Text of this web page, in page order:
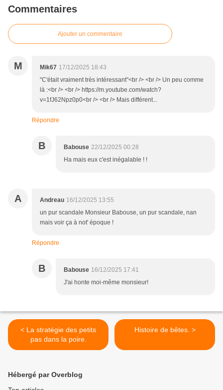
Commentaires
Ajouter un commentaire
M Mik67 17/12/2025 18:43
"C'était vraiment très intéressant"<br /> <br /> Un peu comme
là :<br /> <br /> https://m.youtube.com/watch?
v=1fJ62Npz0p0<br /> <br /> Mais différent...
Répondre
B Babouse 22/12/2025 00:28
Ha mais eux c'est inégalable ! !
A Andreau 16/12/2025 13:55
un pur scandale Monsieur Babouse, un pur scandale, nan
mais voir ça à not' époque !
Répondre
B Babouse 16/12/2025 17:41
J'ai honte moi-même monsieur!
< La stratégie des petits
pas dans la poire.
Histoire de bêtes. >
Hébergé par Overblog